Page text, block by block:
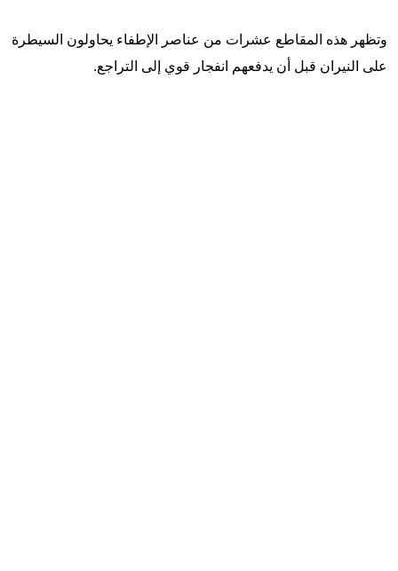
وتظهر هذه المقاطع عشرات من عناصر الإطفاء يحاولون السيطرة
على النيران قبل أن يدفعهم انفجار قوي إلى التراجع.